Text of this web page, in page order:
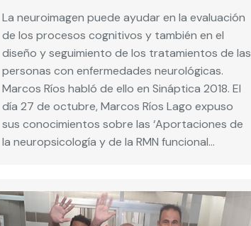
La neuroimagen puede ayudar en la evaluación
de los procesos cognitivos y también en el
diseño y seguimiento de los tratamientos de las
personas con enfermedades neurológicas.
Marcos Ríos habló de ello en Sináptica 2018. El
día 27 de octubre, Marcos Ríos Lago expuso
sus conocimientos sobre las ‘Aportaciones de
la neuropsicología y de la RMN funcional…